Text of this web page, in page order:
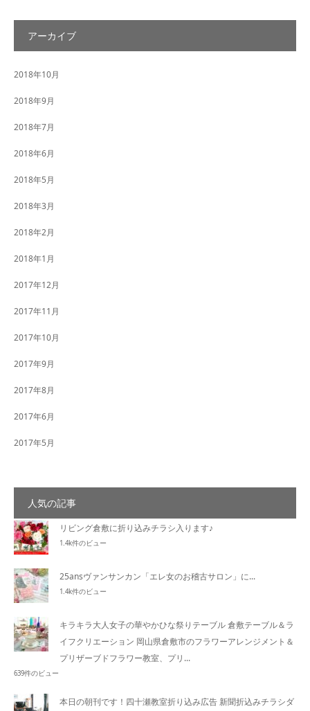
アーカイブ
2018年10月
2018年9月
2018年7月
2018年6月
2018年5月
2018年3月
2018年2月
2018年1月
2017年12月
2017年11月
2017年10月
2017年9月
2017年8月
2017年6月
2017年5月
人気の記事
リビング倉敷に折り込みチラシ入ります♪
1.4k件のビュー
25ansヴァンサンカン「エレ女のお稽古サロン」に...
1.4k件のビュー
キラキラ大人女子の華やかひな祭りテーブル倉敷テーブル＆ラ
イフクリエーション 岡山県倉敷市のフラワーアレンジメント＆
プリザーブドフラワー教室、プリ...
639件のビュー
本日の朝刊です！四十瀬教室折り込み広告新聞折込みチラシダ